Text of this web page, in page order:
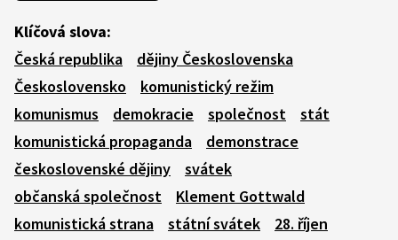
Klíčová slova:
Česká republika
dějiny Československa
Československo
komunistický režim
komunismus
demokracie společnost
stát
komunistická propaganda
demonstrace
československé dějiny
svátek
občanská společnost
Klement Gottwald
komunistická strana
státní svátek
28. říjen